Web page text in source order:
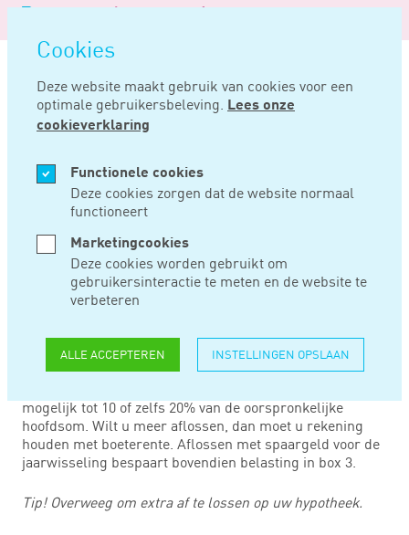
overslaan
Cookies
Deze website maakt gebruik van cookies voor een
optimale gebruikersbeleving. Lees onze
cookieverklaring
Functionele cookies
Deze cookies zorgen dat de website normaal
functioneert
Marketingcookies
Deze cookies worden gebruikt om
gebruikersinteractie te meten en de website te
verbeteren
ALLE ACCEPTEREN INSTELLINGEN OPSLAAN
Logo
Noord
Negentig
Home Nieuws Wat te doen met uw hypotheek?
NOV 09, 2015
WAT TE DOEN MET
UW HYPOTHEEK?
De lage rente die banken momenteel vergoeden op
spaartegoeden kan een aanleiding zijn om (extra) af te
mogelijk tot 10 of zelfs 20% van de oorspronkelijke
hoofdsom. Wilt u meer aflossen, dan moet u rekening
houden met boeterente. Aflossen met spaargeld voor de
jaarwisseling bespaart bovendien belasting in box 3.
Tip! Overweeg om extra af te lossen op uw hypotheek.